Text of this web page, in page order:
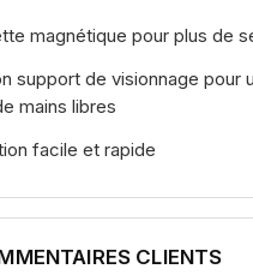
magnétique pour plus de
support de visionnage pour
mains libres
facile et rapide
CLIENTS